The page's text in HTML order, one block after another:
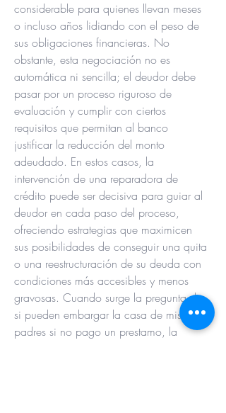
considerable para quienes llevan meses
o incluso años lidiando con el peso de
sus obligaciones financieras. No
obstante, esta negociación no es
automática ni sencilla; el deudor debe
pasar por un proceso riguroso de
evaluación y cumplir con ciertos
requisitos que permitan al banco
justificar la reducción del monto
adeudado. En estos casos, la
intervención de una reparadora de
crédito puede ser decisiva para guiar al
deudor en cada paso del proceso,
ofreciendo estrategias que maximicen
sus posibilidades de conseguir una quita
o una reestructuración de su deuda con
condiciones más accesibles y menos
gravosas. Cuando surge la pregunta de
si pueden embargar la casa de mis
padres si no pago un prestamo, la